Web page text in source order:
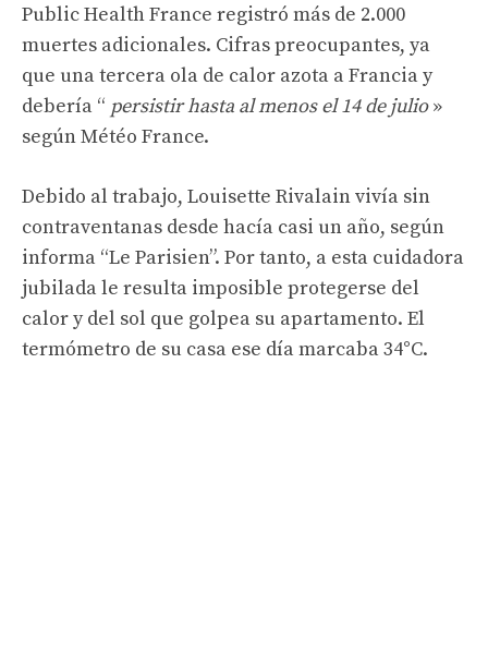
Public Health France registró más de 2.000
muertes adicionales. Cifras preocupantes, ya
que una tercera ola de calor azota a Francia y
debería “ persistir hasta al menos el 14 de julio»
según Météo France.
Debido al trabajo, Louisette Rivalain vivía sin
contraventanas desde hacía casi un año, según
informa “Le Parisien”. Por tanto, a esta cuidadora
jubilada le resulta imposible protegerse del
calor y del sol que golpea su apartamento. El
termómetro de su casa ese día marcaba 34°C.